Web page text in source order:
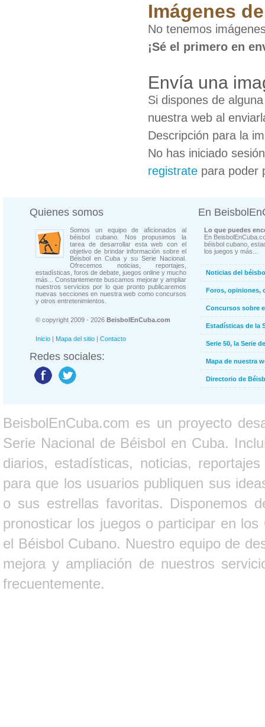
Imágenes
No tenemos
¡Sé el primero en
Envía una
Si dispones de
nuestra web al
Descripción para la
No has iniciado
registrate para poder
Quienes somos
Somos un equipo de aficionados al
béisbol cubano. Nos propusimos la
tarea de desarrollar esta web con el
objetivo de brindar información sobre el
Béisbol en Cuba y su Serie Nacional.
Ofrecemos noticias, reportajes,
estadísticas, foros de debate, juegos online y mucho
más... Constantemente buscamos mejorar y ampliar
nuestros servicios por lo que pronto publicaremos
nuevas secciones en nuestra web como concursos
y otros entretenimientos.
© copyright 2009 - 2026 BeisbolEnCuba.com
Inicio | Mapa del sitio | Contacto
Redes sociales:
En
Lo que puedes
En
béisbol cubano,
los juegos y más...
Noticias del
Foros, opiniones,
Concursos sobre
Estadísticas de la
Serie 50, la Serie
Mapa de nuestra
Directorio de
BeisbolEnCuba.com es un proyecto
Serie Nacional de Béisbol en Cuba.
diarios, estadísticas, noticias,
para que los usuarios publiquen sus
o sus estrellas favoritas. Disponemos
pronosticar los juegos o participar en
el Béisbol Cubano. Nuestro equipo de
mejora y ampliación de nuestros
frecuentemente.